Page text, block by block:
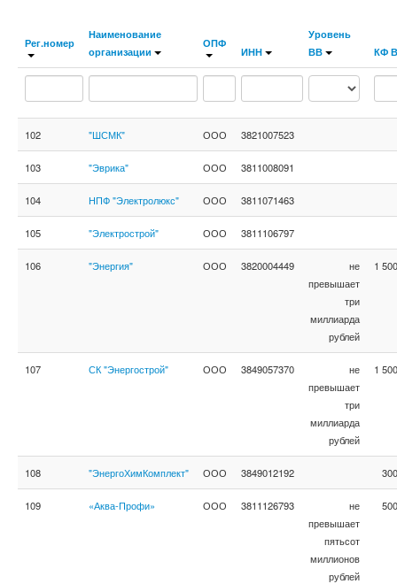
Рег.номер
Наименование
организации
ОПФ
ИНН
Уровень
ВВ
КФ
102 "ШСМК" ООО 3821007523
103 "Эврика" ООО 3811008091
104 НПФ "Электролюкс" ООО 3811071463
105 "Электрострой" ООО 3811106797
106 "Энергия" ООО 3820004449
не
превышает
три
миллиарда
рублей
1
107 СК "Энергострой" ООО 3849057370
не
превышает
три
миллиарда
рублей
1
108 "ЭнергоХимКомплект" ООО 3849012192
109 «Аква-Профи» ООО 3811126793
не
превышает
пятьсот
миллионов
рублей